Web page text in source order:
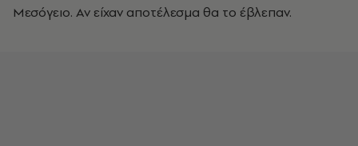
Μεσόγειο. Αν είχαν αποτέλεσμα θα το έβλεπαν.